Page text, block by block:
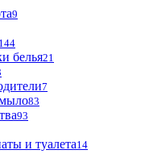
9
144
белья21
7
83
93
и туалета14